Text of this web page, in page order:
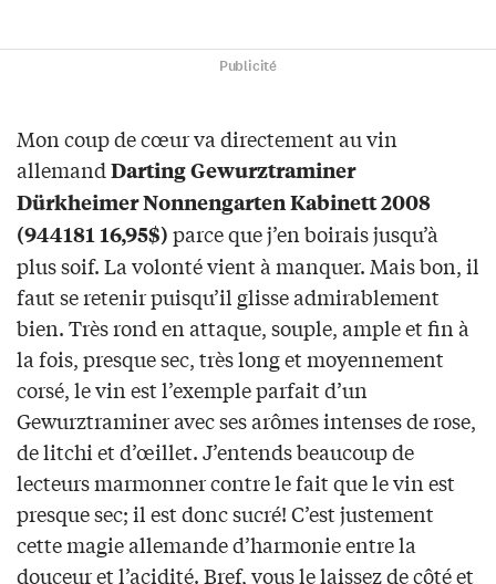
Publicité
Mon coup de cœur va directement au vin
allemandDarting Gewurztraminer
Dürkheimer Nonnengarten Kabinett 2008
(944181 16,95$) parce que j’en boirais jusqu’à
plus soif. La volonté vient à manquer. Mais bon, il
faut se retenir puisqu’il glisse admirablement
bien. Très rond en attaque, souple, ample et fin à
la fois, presque sec, très long et moyennement
corsé, le vin est l’exemple parfait d’un
Gewurztraminer avec ses arômes intenses de rose,
de litchi et d’œillet. J’entends beaucoup de
lecteurs marmonner contre le fait que le vin est
presque sec; il est donc sucré! C’est justement
cette magie allemande d’harmonie entre la
douceur et l’acidité. Bref, vous le laissez de côté et